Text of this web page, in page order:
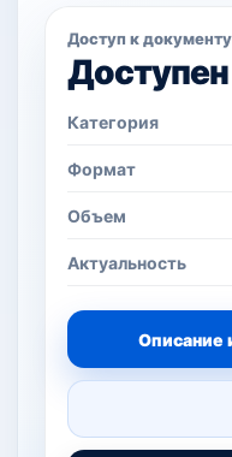
Доступ к документу
Категория
Формат
Объем
Актуальность
Описание